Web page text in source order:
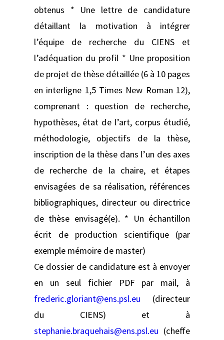
obtenus * Une lettre de candidature
détaillant la motivation à intégrer
l’équipe de recherche du CIENS et
l’adéquation du profil * Une proposition
de projet de thèse détaillée (6 à 10 pages
en interligne 1,5 Times New Roman 12),
comprenant : question de recherche,
hypothèses, état de l’art, corpus étudié,
méthodologie, objectifs de la thèse,
inscription de la thèse dans l’un des axes
de recherche de la chaire, et étapes
envisagées de sa réalisation, références
bibliographiques, directeur ou directrice
de thèse envisagé(e). * Un échantillon
écrit de production scientifique (par
exemple mémoire de master)
Ce dossier de candidature est à envoyer
en un seul fichier PDF par mail, à
frederic.gloriant@ens.psl.eu (directeur
du CIENS) et à
stephanie.braquehais@ens.psl.eu (cheffe